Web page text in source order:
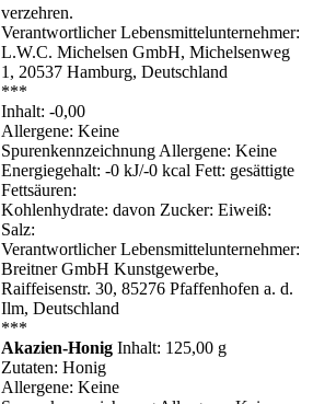
verzehren.
Verantwortlicher Lebensmittelunternehmer:
L.W.C. Michelsen GmbH, Michelsenweg
1, 20537 Hamburg, Deutschland
***
Inhalt: -0,00
Allergene: Keine
Spurenkennzeichnung Allergene: Keine
Energiegehalt: -0 kJ/-0 kcal Fett: gesättigte
Fettsäuren:
Kohlenhydrate: davon Zucker: Eiweiß:
Salz:
Verantwortlicher Lebensmittelunternehmer:
Breitner GmbH Kunstgewerbe,
Raiffeisenstr. 30, 85276 Pfaffenhofen a. d.
Ilm, Deutschland
***
Akazien-Honig Inhalt: 125,00 g
Zutaten: Honig
Allergene: Keine